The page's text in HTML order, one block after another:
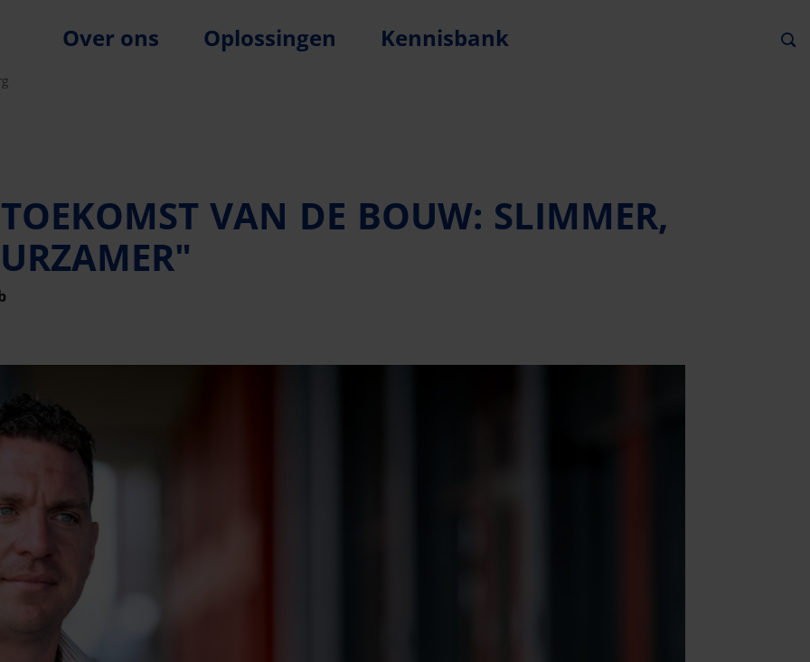
Over ons Oplossingen Kennisbank
VAN DE BOUW: SLIMMER,